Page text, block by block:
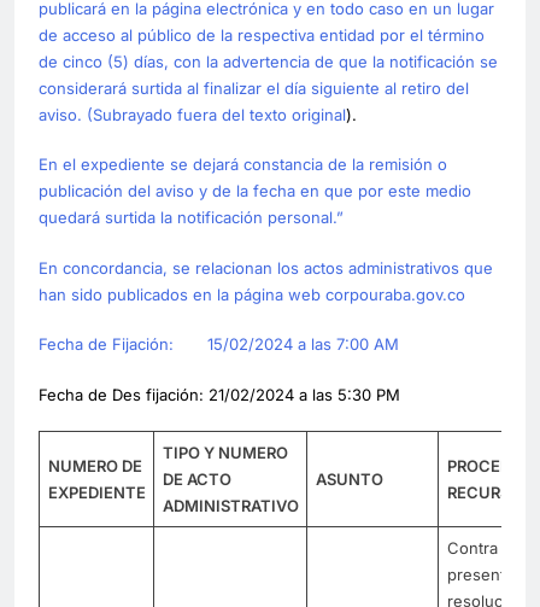
publicará en la página electrónica y en todo caso en un lugar
de acceso al público de la respectiva entidad por el término
de cinco (5) días, con la advertencia de que la notificación se
considerará surtida al finalizar el día siguiente al retiro del
aviso. (Subrayado fuera del texto original).
En el expediente se dejará constancia de la remisión o
publicación del aviso y de la fecha en que por este medio
quedará surtida la notificación personal.”
En concordancia, se relacionan los actos administrativos que
han sido publicados en la página web corpouraba.gov.co
Fecha de Fijación: 15/02/2024 a las 7:00 AM
Fecha de Des fijación: 21/02/2024 a las 5:30 PM
NUMERO DE
EXPEDIENTE
TIPO Y NUMERO
DE ACTO
ADMINISTRATIVO
ASUNTO
PROCEDE
RECURSO
Contra la
presente
resolución